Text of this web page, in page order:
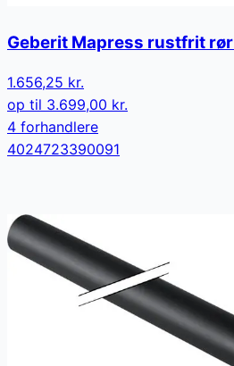
Geberit Mapress rustfrit rør
1.656,25 kr.
op til 3.699,00 kr.
4 forhandlere
4024723390091